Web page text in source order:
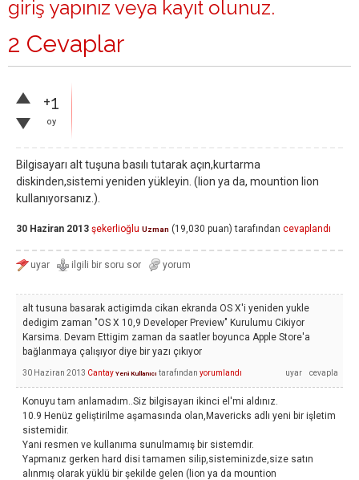
giriş yapınız veya kayıt olunuz.
2 Cevaplar
+1
oy
Bilgisayarı alt tuşuna basılı tutarak açın,kurtarma
diskinden,sistemi yeniden yükleyin. (lion ya da, mountion lion
kullanıyorsanız.).
30 Haziran 2013 şekerlioğlu Uzman (19,030 puan) tarafından cevaplandı
alt tusuna basarak actigimda cikan ekranda OS X'i yeniden yukle
dedigim zaman "OS X 10,9 Developer Preview" Kurulumu Cikiyor
Karsima. Devam Ettigim zaman da saatler boyunca Apple Store'a
bağlanmaya çalışıyor diye bir yazı çıkıyor
30 Haziran 2013 Cantay Yeni Kullanıcı tarafından yorumlandı
Konuyu tam anlamadım..Siz bilgisayarı ikinci el'mi aldınız.
10.9 Henüz geliştirilme aşamasında olan,Mavericks adlı yeni bir işletim
sistemidir.
Yani resmen ve kullanıma sunulmamış bir sistemdir.
Yapmanız gerken hard disi tamamen silip,sisteminizde,size satın
alınmış olarak yüklü bir şekilde gelen (lion ya da mountion